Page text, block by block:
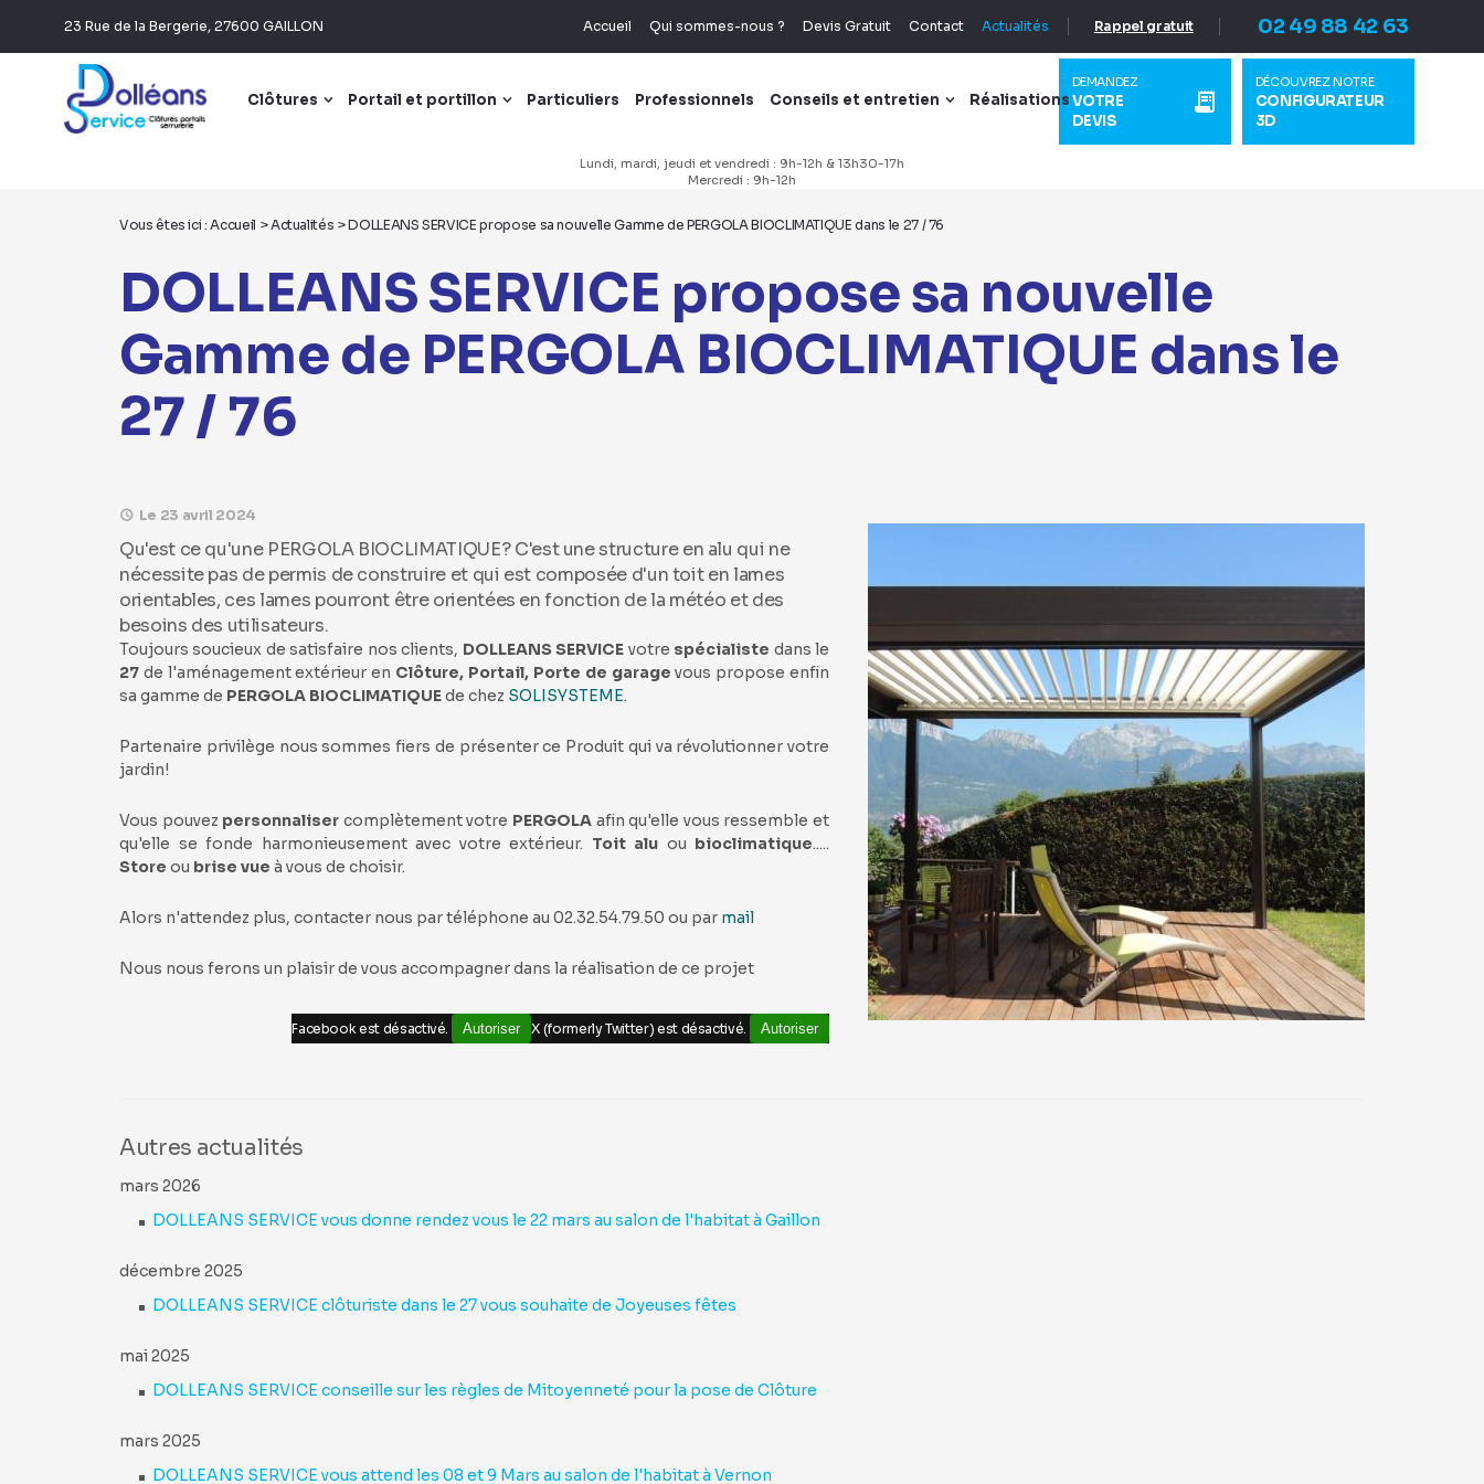
23 Rue de la Bergerie, 27600 GAILLON Accueil Qui sommes-nous ? Devis Gratuit Contact Actualités Rappel gratuit 02 49 88 42 63
Clôtures Portail et portillon Particuliers Professionnels Conseils et entretien Réalisations
DEMANDEZ
VOTRE
DEVIS
DÉCOUVREZ NOTRE
CONFIGURATEUR
3D
Lundi, mardi, jeudi et vendredi : 9h-12h & 13h30-17h
Mercredi : 9h-12h
Vous êtes ici : Accueil >Actualités > DOLLEANS SERVICE propose sa nouvelle Gamme de PERGOLA BIOCLIMATIQUE dans le 27 / 76
DOLLEANS SERVICE propose sa nouvelle
Gamme de PERGOLA BIOCLIMATIQUE dans le
27 / 76
Le 23 avril 2024
Qu'est ce qu'une PERGOLA BIOCLIMATIQUE? C'est une structure en alu qui ne
nécessite pas de permis de construire et qui est composée d'un toit en lames
orientables, ces lames pourront être orientées en fonction de la météo et des
besoins des utilisateurs.
Toujours soucieux de satisfaire nos clients, DOLLEANS SERVICE votre spécialiste dans le
27 de l'aménagement extérieur en Clôture, Portail, Porte de garage vous propose enfin
sa gamme de PERGOLA BIOCLIMATIQUEde chez SOLISYSTEME.
Partenaire privilège nous sommes fiers de présenter ce Produit qui va révolutionner votre
jardin!
Vous pouvez personnaliser complètement votre PERGOLA afin qu'elle vous ressemble et
qu'elle se fonde harmonieusement avec votre extérieur. Toit alu ou bioclimatique.....
Store ou brise vue à vous de choisir.
Alors n'attendez plus, contacter nous par téléphone au 02.32.54.79.50 ou par mail
Nous nous ferons un plaisir de vous accompagner dans la réalisation de ce projet
X (formerly Twitter) est désactivé. Autoriser
Facebook est désactivé. Autoriser
Autres actualités
mars 2026
DOLLEANS SERVICE vous donne rendez vous le 22 mars au salon de l'habitat à Gaillon
décembre 2025
DOLLEANS SERVICE clôturiste dans le 27 vous souhaite de Joyeuses fêtes
mai 2025
DOLLEANS SERVICE conseille sur les règles de Mitoyenneté pour la pose de Clôture
mars 2025
DOLLEANS SERVICE vous attend les 08 et 9 Mars au salon de l'habitat à Vernon